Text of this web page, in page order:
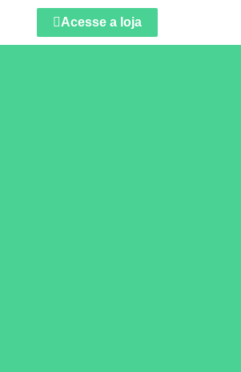
Acesse a loja